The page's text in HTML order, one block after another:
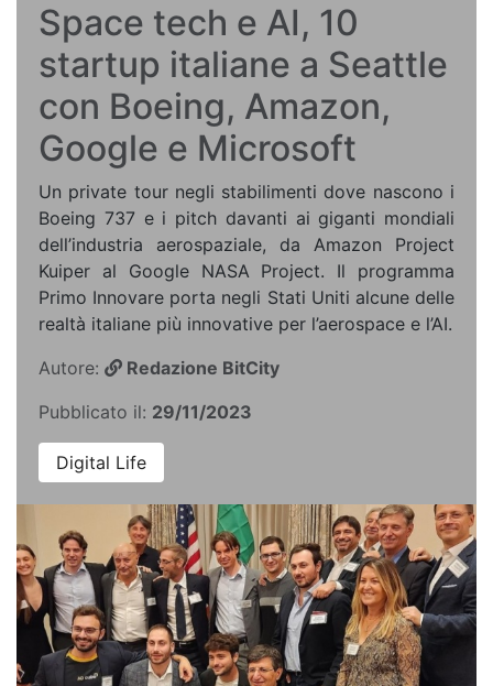
Space tech e AI, 10
startup italiane a Seattle
con Boeing, Amazon,
Google e Microsoft
Un private tour negli stabilimenti dove nascono i
Boeing 737 e i pitch davanti ai giganti mondiali
dell’industria aerospaziale, da Amazon Project
Kuiper al Google NASA Project. Il programma
Primo Innovare porta negli Stati Uniti alcune delle
realtà italiane più innovative per l’aerospace e l’AI.
Autore:
Redazione BitCity
Pubblicato il: 29/11/2023
Digital Life